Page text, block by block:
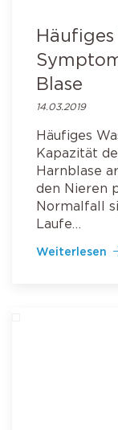
Häufiges
Blase
14.03.2019
Häufiges
Kapazität
Harnblase
den Nieren
Normalfall
Laufe…
Weiterlesen